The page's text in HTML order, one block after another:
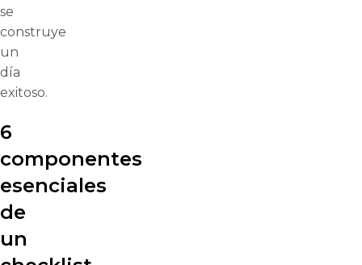
se
construye
un
día
exitoso.
6
componentes
esenciales
de
un